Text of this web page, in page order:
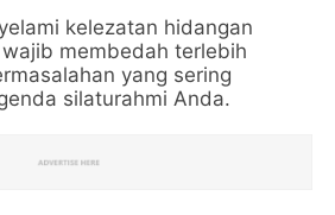
kelezatan hidangan
membedah terlebih
yang sering
silaturahmi Anda.